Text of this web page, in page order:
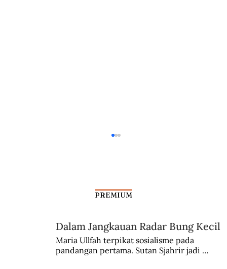
Kisah Hak Cipta dan Royalti Musik di
PREMIUM
Dalam Jangkauan Radar Bung Kecil
Maria Ullfah terpikat sosialisme pada
pandangan pertama. Sutan Sjahrir jadi